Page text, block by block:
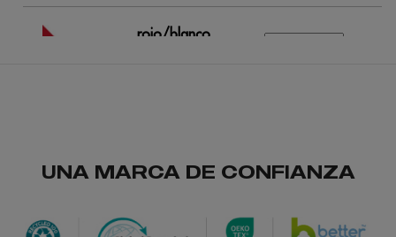
rojo/blanco
UNA MARCA DE CONFIANZA